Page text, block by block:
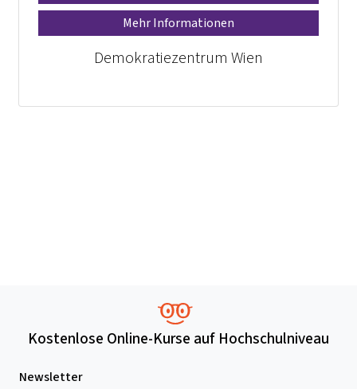
Mehr Informationen
Demokratiezentrum Wien
Kostenlose Online-Kurse auf Hochschulniveau
Newsletter